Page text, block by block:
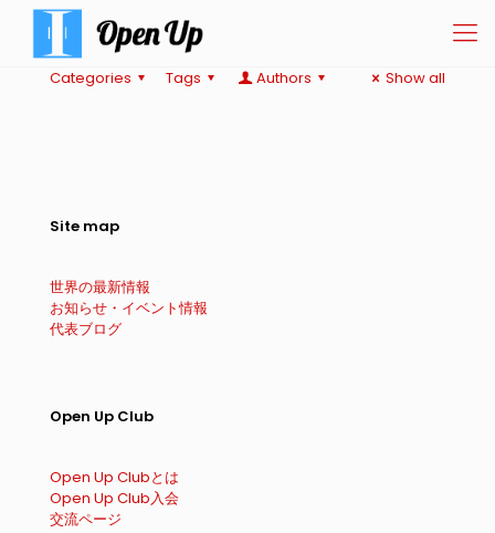
Categories Tags Authors Show all
Site map
世界の最新情報
お知らせ・イベント情報
代表ブログ
Open Up Club
Open Up Clubとは
Open Up Club入会
交流ページ